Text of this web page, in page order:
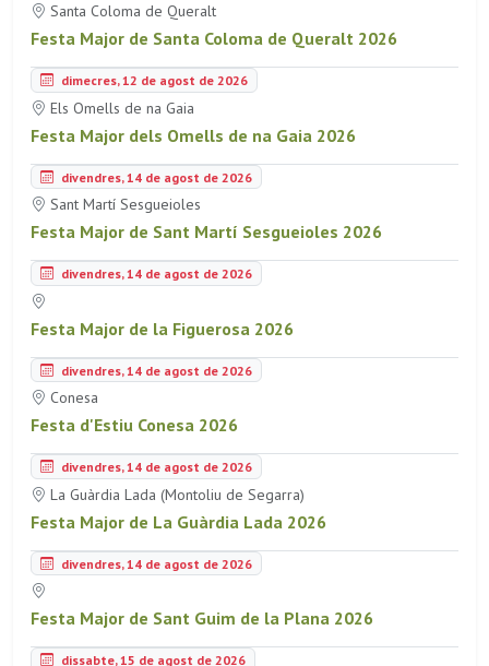
Santa Coloma de Queralt
Festa Major de Santa Coloma de Queralt 2026
dimecres, 12 de agost de 2026
Els Omells de na Gaia
Festa Major dels Omells de na Gaia 2026
divendres, 14 de agost de 2026
Sant Martí Sesgueioles
Festa Major de Sant Martí Sesgueioles 2026
divendres, 14 de agost de 2026
Festa Major de la Figuerosa 2026
divendres, 14 de agost de 2026
Conesa
Festa d'Estiu Conesa 2026
divendres, 14 de agost de 2026
La Guàrdia Lada (Montoliu de Segarra)
Festa Major de La Guàrdia Lada 2026
divendres, 14 de agost de 2026
Festa Major de Sant Guim de la Plana 2026
dissabte, 15 de agost de 2026